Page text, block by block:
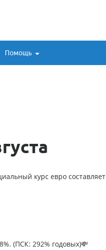
Помощь
курс евро составляет
(ПСК: 292% годовых)💸